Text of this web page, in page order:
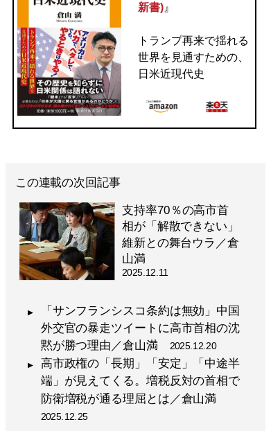
新書)』
トランプ再来で揺れる
世界を見通すための、
日米近現代史
この連載の次回記事
支持率70％の高市首
相が「解散できない」
維新との舞台ウラ／倉
山満
2025.12.11
「サンフランシスコ条約は無効」中国
外交官の暴走ツイートに高市首相の沈
黙が勝つ理由／倉山満 2025.12.20
高市政権の「長期」「安定」「中途半
端」が見えてくる。増税反対の首相で
防衛増税が通る理屈とは／倉山満
2025.12.25